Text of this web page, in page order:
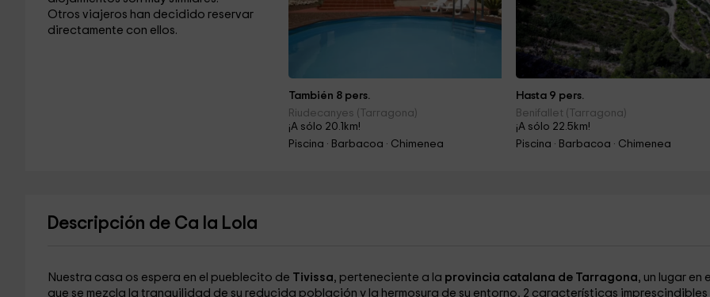
Otros viajeros han decidido reservar
directamente con ellos.
También 8 pers.
Riudecanyes (Tarragona)
¡A sólo 20.1km!
Piscina · Barbacoa · Chimenea
Hasta 9 pers.
Benifallet (Tarragona)
¡A sólo 22.5km!
Piscina · Barbacoa · Chimenea
Descripción de Ca la Lola
Nuestra casa os espera en el pueblecito de Tivissa, perteneciente a la provincia catalana de Tarragona, un lugar en
que se mezcla la tranquilidad de su reducida población y la hermosura de su entorno, 2 características imprescindibles